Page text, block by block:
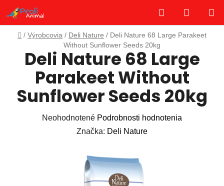
obsah
Hľadať
KOŠÍK
Domov
/ Výrobcovia / Deli Nature / Deli Nature 68 Large Parakeet
Without Sunflower Seeds 20kg
Deli Nature 68 Large
Parakeet Without
Sunflower Seeds 20kg
Priemerné
hodnotenie
Neohodnotené Podrobnosti hodnotenia
Značka: Deli Nature